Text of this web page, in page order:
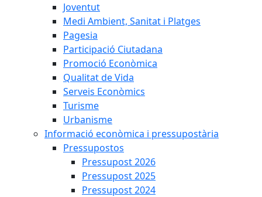
Joventut
Medi Ambient, Sanitat i Platges
Pagesia
Participació Ciutadana
Promoció Econòmica
Qualitat de Vida
Serveis Econòmics
Turisme
Urbanisme
Informació econòmica i pressupostària
Pressupostos
Pressupost 2026
Pressupost 2025
Pressupost 2024